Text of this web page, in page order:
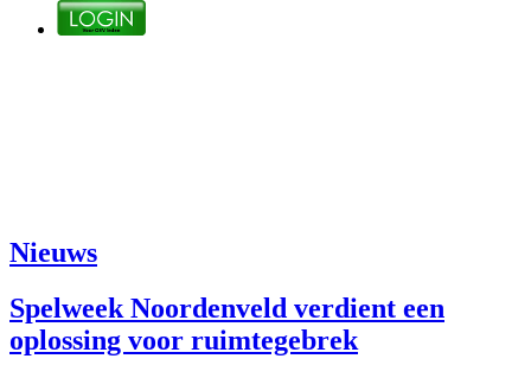
Nieuws
Spelweek Noordenveld verdient een
oplossing voor ruimtegebrek